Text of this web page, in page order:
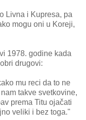
Livna i Kupresa, pa
mogu oni u Koreji,
1978. godine kada
drugovi:
mu reci da to ne
takve svetkovine,
prema Titu ojačati
veliki i bez toga."